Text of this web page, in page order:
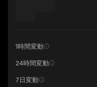
1時間変動
24時間変動
7日変動